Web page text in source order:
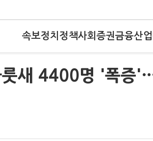
속보정치 정책사회 증권금융산업
새 4400명 '폭증